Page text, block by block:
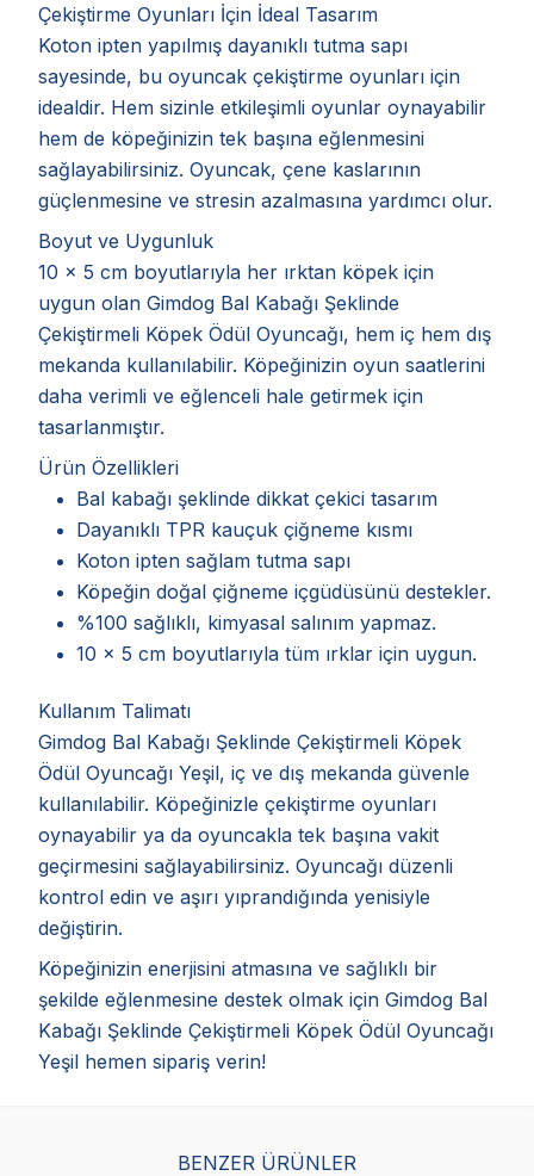
Çekiştirme Oyunları İçin İdeal Tasarım
Koton ipten yapılmış dayanıklı tutma sapı
sayesinde, bu oyuncak çekiştirme oyunları için
idealdir. Hem sizinle etkileşimli oyunlar oynayabilir
hem de köpeğinizin tek başına eğlenmesini
sağlayabilirsiniz. Oyuncak, çene kaslarının
güçlenmesine ve stresin azalmasına yardımcı olur.
Boyut ve Uygunluk
10 x 5 cm boyutlarıyla her ırktan köpek için
uygun olan Gimdog Bal Kabağı Şeklinde
Çekiştirmeli Köpek Ödül Oyuncağı, hem iç hem dış
mekanda kullanılabilir. Köpeğinizin oyun saatlerini
daha verimli ve eğlenceli hale getirmek için
tasarlanmıştır.
Ürün Özellikleri
Bal kabağı şeklinde dikkat çekici tasarım
Dayanıklı TPR kauçuk çiğneme kısmı
Koton ipten sağlam tutma sapı
Köpeğin doğal çiğneme içgüdüsünü destekler.
%100 sağlıklı, kimyasal salınım yapmaz.
10 x 5 cm boyutlarıyla tüm ırklar için uygun.
Kullanım Talimatı
Gimdog Bal Kabağı Şeklinde Çekiştirmeli Köpek
Ödül Oyuncağı Yeşil, iç ve dış mekanda güvenle
kullanılabilir. Köpeğinizle çekiştirme oyunları
oynayabilir ya da oyuncakla tek başına vakit
geçirmesini sağlayabilirsiniz. Oyuncağı düzenli
kontrol edin ve aşırı yıprandığında yenisiyle
değiştirin.
Köpeğinizin enerjisini atmasına ve sağlıklı bir
şekilde eğlenmesine destek olmak için Gimdog Bal
Kabağı Şeklinde Çekiştirmeli Köpek Ödül Oyuncağı
Yeşil hemen sipariş verin!
BENZER ÜRÜNLER